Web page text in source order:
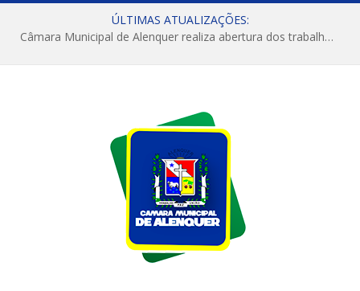
ÚLTIMAS ATUALIZAÇÕES:
Câmara Municipal de Alenquer realiza abertura dos trabalhos do 4º Período Legislativo